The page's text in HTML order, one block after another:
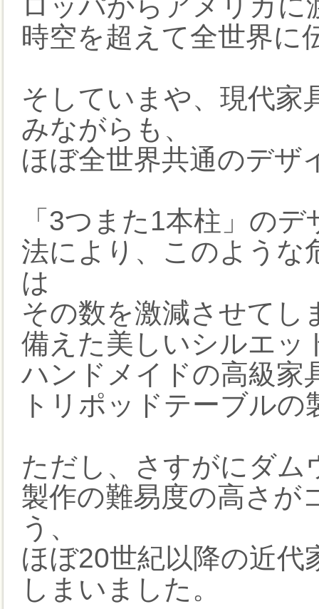
時空を超えて全世界に
そしていまや、現代家
みながらも、
ほぼ全世界共通のデザ
「3つまた1本柱」の
法により、このような
は
その数を激減させてし
備えた美しいシルエッ
ハンドメイドの高級家
トリポッドテーブル
ただし、さすがにダム
製作の難易度の高さが
う、
ほぼ20世紀以降の近
しまいました。